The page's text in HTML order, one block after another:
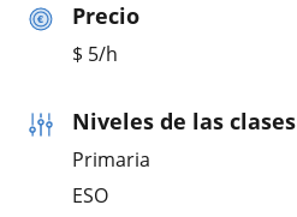
Precio
$ 5/h
Niveles de las clases
Primaria
ESO